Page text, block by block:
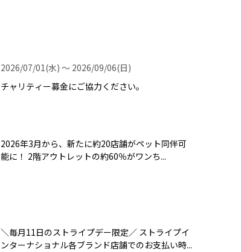
2026/07/01(水) 〜 2026/09/06(日)
チャリティー募金にご協力ください。
2026年3月から、新たに約20店舗がペット同伴可
能に！ 2階アウトレットの約60％がワンち...
＼毎月11日のストライプデー限定／ ストライプイ
ンターナショナル各ブランド店舗でのお支払い時...